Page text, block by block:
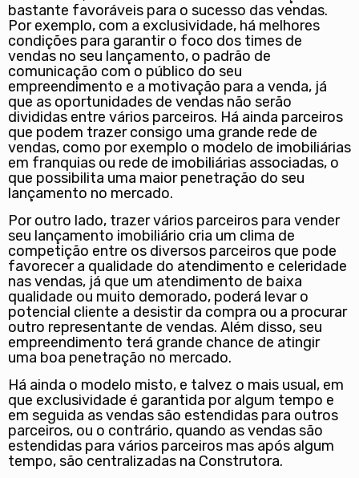
bastante favoráveis para o sucesso das vendas.
Por exemplo, com a exclusividade, há melhores
condições para garantir o foco dos times de
vendas no seu lançamento, o padrão de
comunicação com o público do seu
empreendimento e a motivação para a venda, já
que as oportunidades de vendas não serão
divididas entre vários parceiros. Há ainda parceiros
que podem trazer consigo uma grande rede de
vendas, como por exemplo o modelo de imobiliárias
em franquias ou rede de imobiliárias associadas, o
que possibilita uma maior penetração do seu
lançamento no mercado.
Por outro lado, trazer vários parceiros para vender
seu lançamento imobiliário cria um clima de
competição entre os diversos parceiros que pode
favorecer a qualidade do atendimento e celeridade
nas vendas, já que um atendimento de baixa
qualidade ou muito demorado, poderá levar o
potencial cliente a desistir da compra ou a procurar
outro representante de vendas. Além disso, seu
empreendimento terá grande chance de atingir
uma boa penetração no mercado.
Há ainda o modelo misto, e talvez o mais usual, em
que exclusividade é garantida por algum tempo e
em seguida as vendas são estendidas para outros
parceiros, ou o contrário, quando as vendas são
estendidas para vários parceiros mas após algum
tempo, são centralizadas na Construtora.